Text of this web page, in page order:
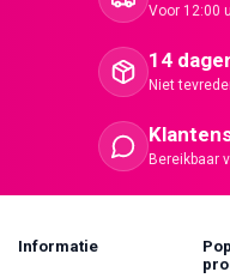
Voor 12:00
14
Niet
Bereikbaar
Informatie